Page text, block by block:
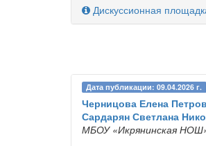
Дискуссионная
Дата публикации: 09.04.2026 г.
Черницова Елена
Сардарян Светлана
МБОУ «Икрянинская